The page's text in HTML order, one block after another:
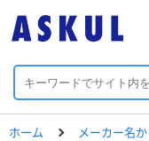
ホーム メーカー名か